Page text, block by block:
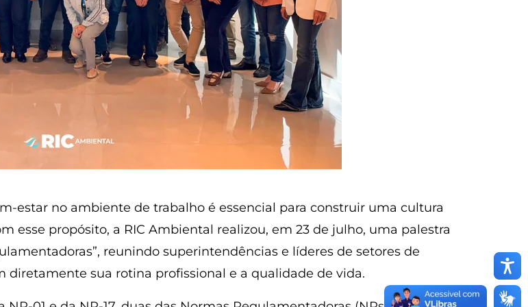
estar no ambiente de trabalho é essencial para construir uma cultura
esse propósito, a RIC Ambiental realizou, em 23 de julho, uma palestra
reunindo superintendências e líderes de setores de
sua rotina profissional e a qualidade de vida.